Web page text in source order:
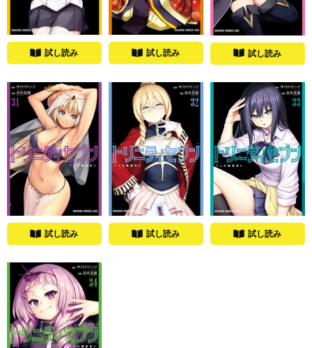
試し読み 試し読み 試し読み
試し読み 試し読み 試し読み